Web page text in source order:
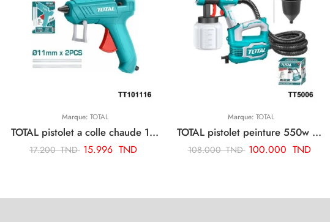
Marque: TOTAL
TOTAL pistolet a colle chaude 100w TT101116
17.200TND 15.996 TND
Marque: TOTAL
TOTAL pistolet peinture 550w TT5006
108.000TND 100.000 TND